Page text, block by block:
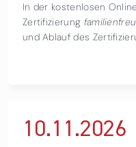
In der kostenlosen
Zertifizierung
und Ablauf des
10.11.2026